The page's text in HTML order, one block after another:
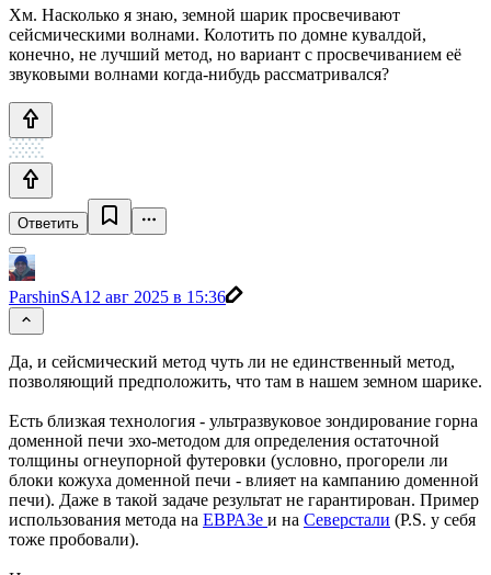
Хм. Насколько я знаю, земной шарик просвечивают
сейсмическими волнами. Колотить по домне кувалдой,
конечно, не лучший метод, но вариант с просвечиванием её
звуковыми волнами когда-нибудь рассматривался?
Ответить
ParshinSA12 авг 2025 в 15:36
Да, и сейсмический метод чуть ли не единственный метод,
позволяющий предположить, что там в нашем земном шарике.
Есть близкая технология - ультразвуковое зондирование горна
доменной печи эхо-методом для определения остаточной
толщины огнеупорной футеровки (условно, прогорели ли
блоки кожуха доменной печи - влияет на кампанию доменной
печи). Даже в такой задаче результат не гарантирован. Пример
использования метода на ЕВРАЗе и на Северстали (P.S. у себя
тоже пробовали).